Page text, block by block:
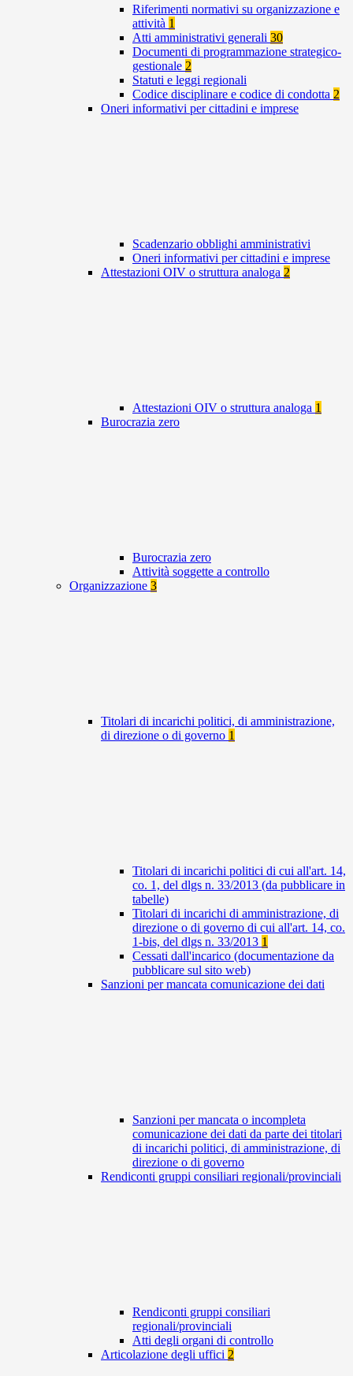
Riferimenti normativi su organizzazione e
attività 1
Atti amministrativi generali 30
Documenti di programmazione strategico-
gestionale 2
Statuti e leggi regionali
Codice disciplinare e codice di condotta 2
Oneri informativi per cittadini e imprese
Scadenzario obblighi amministrativi
Oneri informativi per cittadini e imprese
Attestazioni OIV o struttura analoga 2
Attestazioni OIV o struttura analoga 1
Burocrazia zero
Burocrazia zero
Attività soggette a controllo
Organizzazione 3
Titolari di incarichi politici, di amministrazione,
di direzione o di governo 1
Titolari di incarichi politici di cui all'art. 14,
co. 1, del dlgs n. 33/2013 (da pubblicare in
tabelle)
Titolari di incarichi di amministrazione, di
direzione o di governo di cui all'art. 14, co.
1-bis, del dlgs n. 33/2013 1
Cessati dall'incarico (documentazione da
pubblicare sul sito web)
Sanzioni per mancata comunicazione dei dati
Sanzioni per mancata o incompleta
comunicazione dei dati da parte dei titolari
di incarichi politici, di amministrazione, di
direzione o di governo
Rendiconti gruppi consiliari regionali/provinciali
Rendiconti gruppi consiliari
regionali/provinciali
Atti degli organi di controllo
Articolazione degli uffici 2